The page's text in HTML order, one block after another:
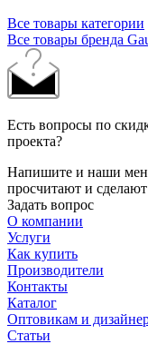
Все товары категории
Все товары бренда
Есть вопросы по
проекта?
Напишите и наши
просчитают и
Задать вопрос
О компании
Услуги
Как купить
Производители
Контакты
Каталог
Оптовикам и
Статьи